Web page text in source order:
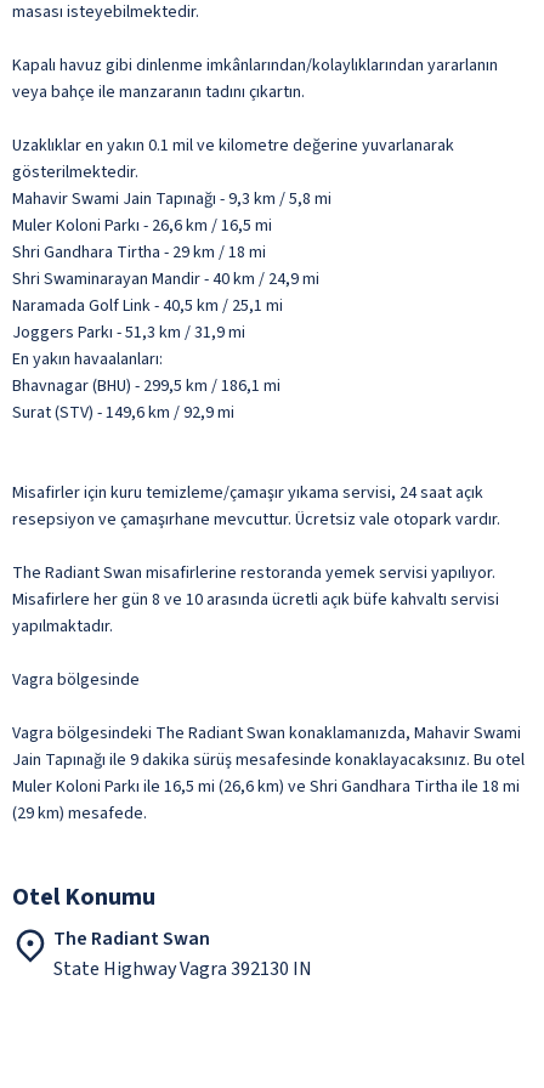
masası isteyebilmektedir.
Kapalı havuz gibi dinlenme imkânlarından/kolaylıklarından yararlanın
veya bahçe ile manzaranın tadını çıkartın.
Uzaklıklar en yakın 0.1 mil ve kilometre değerine yuvarlanarak
gösterilmektedir.
Mahavir Swami Jain Tapınağı - 9,3 km / 5,8 mi
Muler Koloni Parkı - 26,6 km / 16,5 mi
Shri Gandhara Tirtha - 29 km / 18 mi
Shri Swaminarayan Mandir - 40 km / 24,9 mi
Naramada Golf Link - 40,5 km / 25,1 mi
Joggers Parkı - 51,3 km / 31,9 mi
En yakın havaalanları:
Bhavnagar (BHU) - 299,5 km / 186,1 mi
Surat (STV) - 149,6 km / 92,9 mi
Misafirler için kuru temizleme/çamaşır yıkama servisi, 24 saat açık
resepsiyon ve çamaşırhane mevcuttur. Ücretsiz vale otopark vardır.
The Radiant Swan misafirlerine restoranda yemek servisi yapılıyor.
Misafirlere her gün 8 ve 10 arasında ücretli açık büfe kahvaltı servisi
yapılmaktadır.
Vagra bölgesinde
Vagra bölgesindeki The Radiant Swan konaklamanızda, Mahavir Swami
Jain Tapınağı ile 9 dakika sürüş mesafesinde konaklayacaksınız. Bu otel
Muler Koloni Parkı ile 16,5 mi (26,6 km) ve Shri Gandhara Tirtha ile 18 mi
(29 km) mesafede.
Otel Konumu
The Radiant Swan
State Highway Vagra 392130 IN